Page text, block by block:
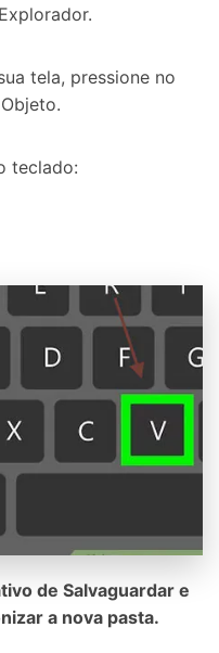
tela, pressione no
teclado:
de Salvaguardar e
a nova pasta.